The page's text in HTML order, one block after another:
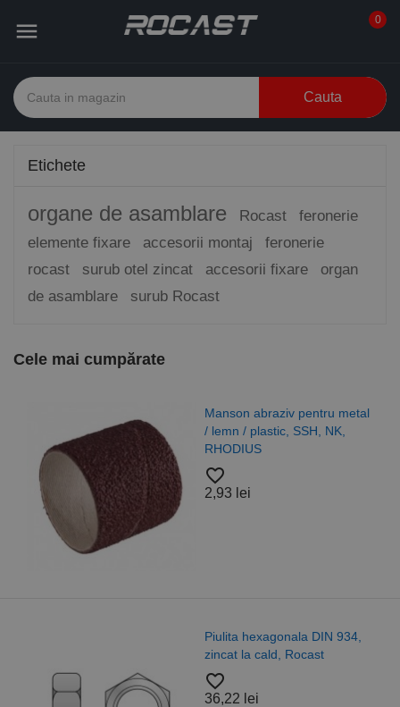
 0
Cauta
Etichete
organe de asamblare Rocast
feronerie
elemente fixare
accesorii montaj
feronerie
rocast
surub otel zincat accesorii fixare
organ
de asamblare
surub Rocast
Cele mai cumpărate
Manson abraziv pentru metal
/ lemn / plastic, SSH, NK,
RHODIUS
favorite_border
2,93 lei
Piulita hexagonala DIN 934,
zincat la cald, Rocast
favorite_border
36,22 lei